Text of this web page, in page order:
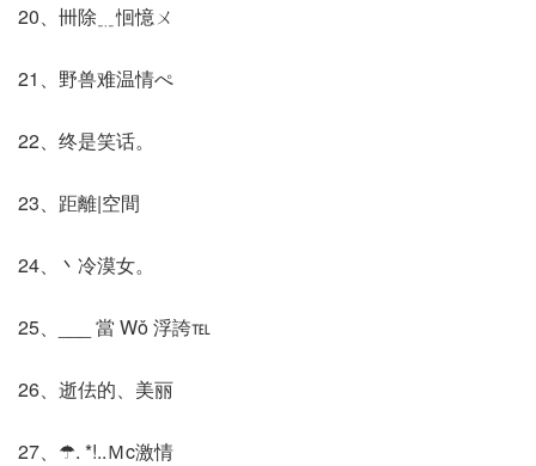
20、卌除﹎恛憶ㄨ
21、野兽难温情ぺ
22、终是笑话。
23、距離|空間
24、丶冷漠女。
25、___ 當 Wǒ 浮誇℡
26、逝佉的、美丽
27、☂. *!..Ｍc激情